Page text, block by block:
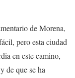
de Morena,
pero esta ciudad
en este camino,
de que se ha